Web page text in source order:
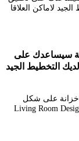
سيساعدك على
التخطيط الجيد